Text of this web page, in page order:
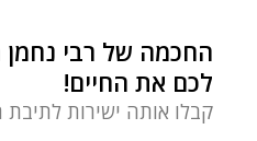
החכמה של רבי
לכם את החיים!
קבלו אותה ישירות לתיבת